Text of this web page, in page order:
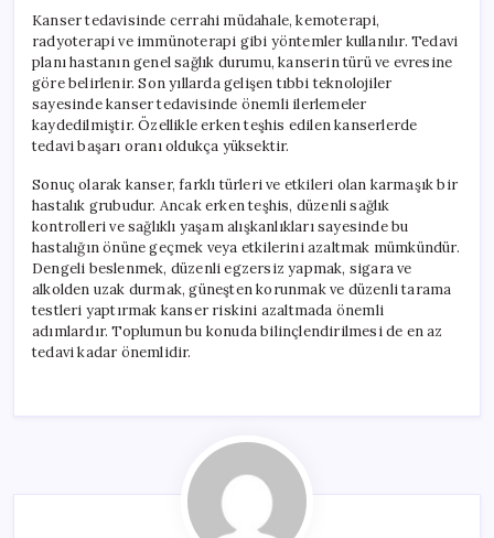
Kanser tedavisinde cerrahi müdahale, kemoterapi,
radyoterapi ve immünoterapi gibi yöntemler kullanılır. Tedavi
planı hastanın genel sağlık durumu, kanserin türü ve evresine
göre belirlenir. Son yıllarda gelişen tıbbi teknolojiler
sayesinde kanser tedavisinde önemli ilerlemeler
kaydedilmiştir. Özellikle erken teşhis edilen kanserlerde
tedavi başarı oranı oldukça yüksektir.
Sonuç olarak kanser, farklı türleri ve etkileri olan karmaşık bir
hastalık grubudur. Ancak erken teşhis, düzenli sağlık
kontrolleri ve sağlıklı yaşam alışkanlıkları sayesinde bu
hastalığın önüne geçmek veya etkilerini azaltmak mümkündür.
Dengeli beslenmek, düzenli egzersiz yapmak, sigara ve
alkolden uzak durmak, güneşten korunmak ve düzenli tarama
testleri yaptırmak kanser riskini azaltmada önemli
adımlardır. Toplumun bu konuda bilinçlendirilmesi de en az
tedavi kadar önemlidir.